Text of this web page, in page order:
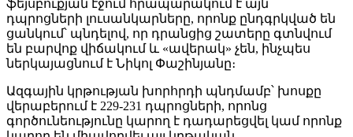
ֆեյսբուքյան էջում հրապարակում է այն
դպրոցների լուսանկարները, որոնք ընդգրկված են
ցանկում՝ պնդելով, որ դրանցից շատերը գտնվում
են բարվոք վիճակում և «ավերակ» չեն, ինչպես
ներկայացնում է Նիկոլ Փաշինյանը։
Ազգային կրթության խորհրդի պնդմամբ՝ խոսքը
վերաբերում է 229-231 դպրոցների, որոնց
գործունեությունը կարող է դադարեցվել կամ որոնք